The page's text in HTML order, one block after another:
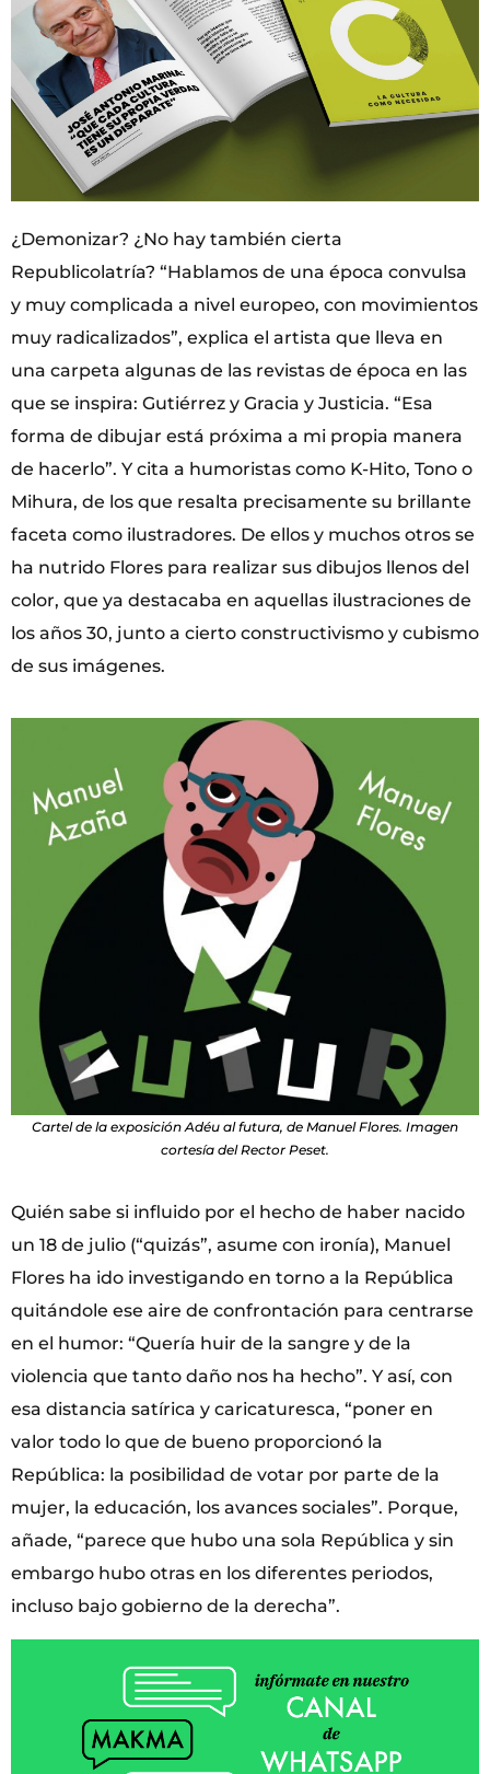
¿Demonizar? ¿No hay también cierta
Republicolatría? “Hablamos de una época convulsa
y muy complicada a nivel europeo, con movimientos
muy radicalizados”, explica el artista que lleva en
una carpeta algunas de las revistas de época en las
que se inspira: Gutiérrez y Gracia y Justicia. “Esa
forma de dibujar está próxima a mi propia manera
de hacerlo”. Y cita a humoristas como K-Hito, Tono o
Mihura, de los que resalta precisamente su brillante
faceta como ilustradores. De ellos y muchos otros se
ha nutrido Flores para realizar sus dibujos llenos del
color, que ya destacaba en aquellas ilustraciones de
los años 30, junto a cierto constructivismo y cubismo
de sus imágenes.
Cartel de la exposición Adéu al futura, de Manuel Flores. Imagen
cortesía del Rector Peset.
Quién sabe si influido por el hecho de haber nacido
un 18 de julio (“quizás”, asume con ironía), Manuel
Flores ha ido investigando en torno a la República
quitándole ese aire de confrontación para centrarse
en el humor: “Quería huir de la sangre y de la
violencia que tanto daño nos ha hecho”. Y así, con
esa distancia satírica y caricaturesca, “poner en
valor todo lo que de bueno proporcionó la
República: la posibilidad de votar por parte de la
mujer, la educación, los avances sociales”. Porque,
añade, “parece que hubo una sola República y sin
embargo hubo otras en los diferentes periodos,
incluso bajo gobierno de la derecha”.